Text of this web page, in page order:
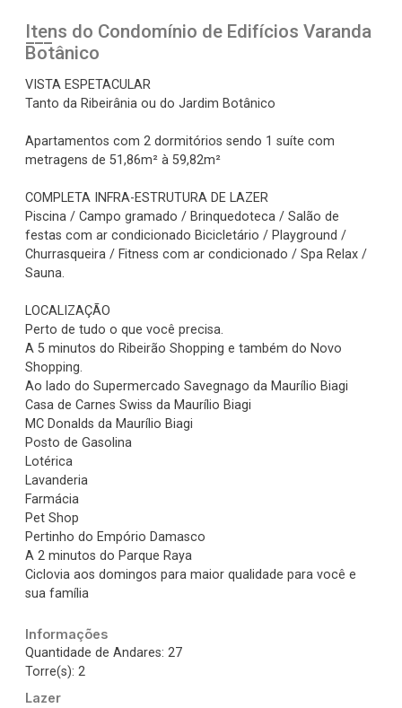
Itens do Condomínio de Edifícios Varanda
Botânico
VISTA ESPETACULAR
Tanto da Ribeirânia ou do Jardim Botânico
Apartamentos com 2 dormitórios sendo 1 suíte com
metragens de 51,86m² à 59,82m²
COMPLETA INFRA-ESTRUTURA DE LAZER
Piscina / Campo gramado / Brinquedoteca / Salão de
festas com ar condicionado Bicicletário / Playground /
Churrasqueira / Fitness com ar condicionado / Spa Relax /
Sauna.
LOCALIZAÇÃO
Perto de tudo o que você precisa.
A 5 minutos do Ribeirão Shopping e também do Novo
Shopping.
Ao lado do Supermercado Savegnago da Maurílio Biagi
Casa de Carnes Swiss da Maurílio Biagi
MC Donalds da Maurílio Biagi
Posto de Gasolina
Lotérica
Lavanderia
Farmácia
Pet Shop
Pertinho do Empório Damasco
A 2 minutos do Parque Raya
Ciclovia aos domingos para maior qualidade para você e
sua família
Informações
Quantidade de Andares: 27
Torre(s): 2
Lazer